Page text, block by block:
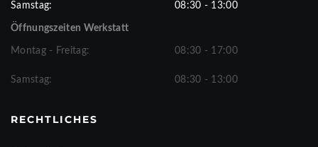
Samstag: 08:30 - 13:00
Öffnungszeiten Werkstatt
Montag - Freitag: 08:30 - 17:00
Samstag: 08:30 - 13:00
RECHTLICHES